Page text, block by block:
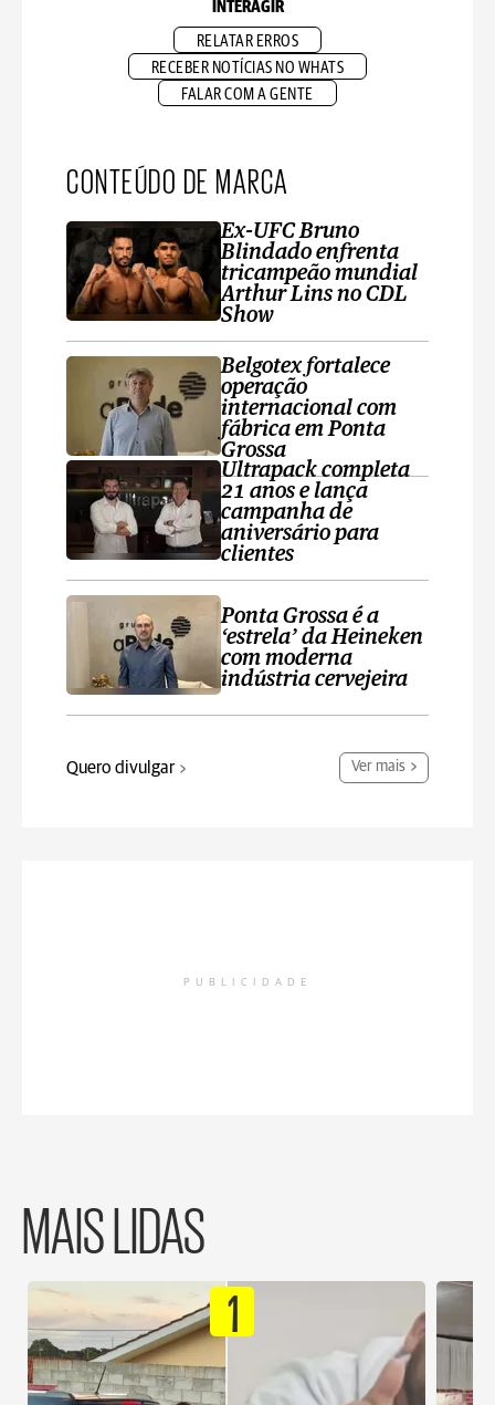
INTERAGIR
RELATAR ERROS
RECEBER NOTÍCIAS NO WHATS
FALAR COM A GENTE
CONTEÚDO DE MARCA
Ex-UFC Bruno
Blindado enfrenta
tricampeão mundial
Arthur Lins no CDL
Show
Belgotex fortalece
operação
internacional com
fábrica em Ponta
Grossa
Ultrapack completa
21 anos e lança
campanha de
aniversário para
clientes
Ponta Grossa é a
‘estrela’ da Heineken
com moderna
indústria cervejeira
Quero divulgar Ver mais
PUBLICIDADE
MAIS LIDAS
1